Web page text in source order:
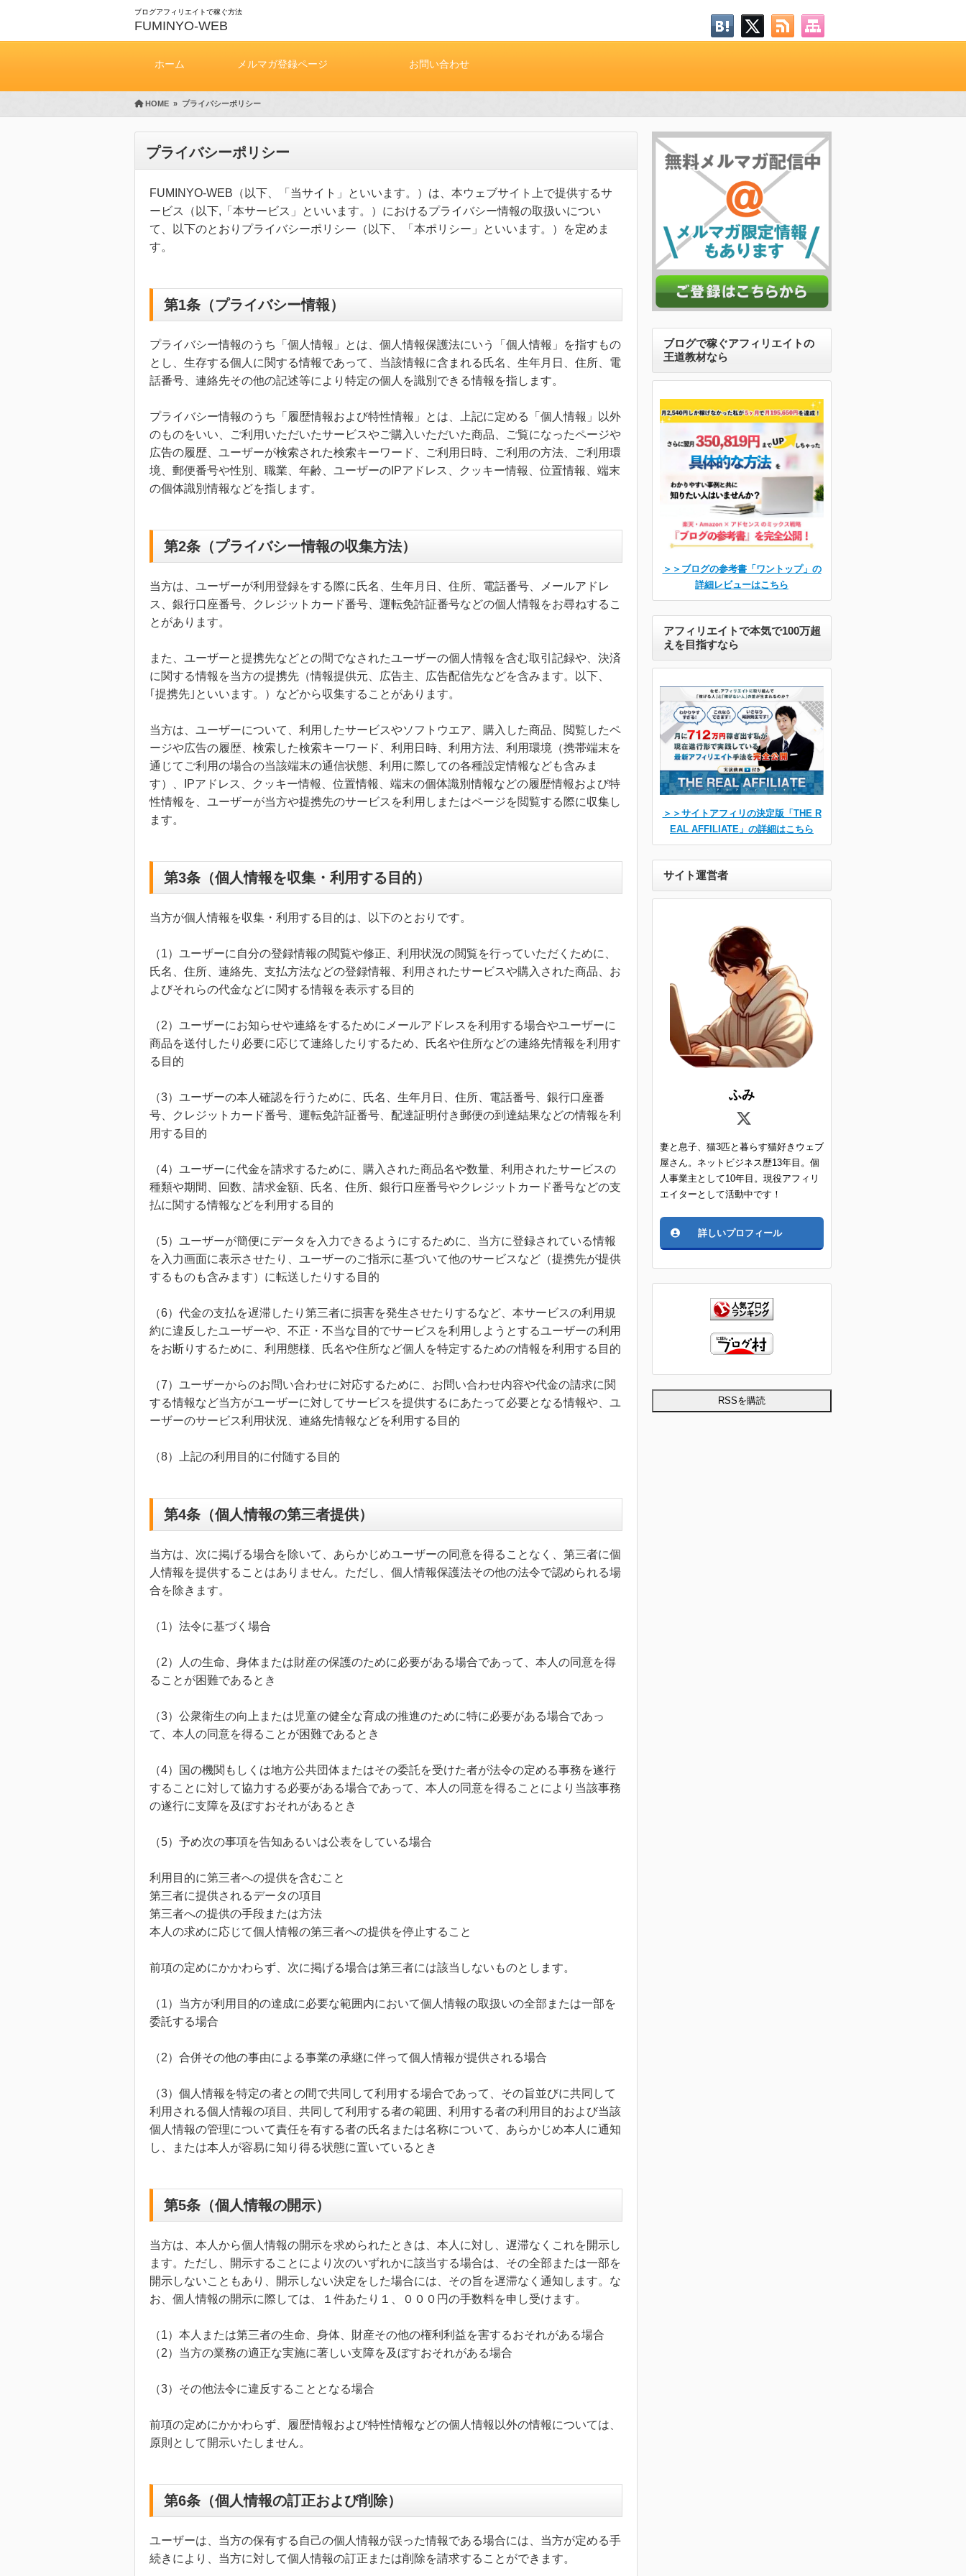
ブログアフィリエイトで稼ぐ方法
FUMINYO-WEB
ホーム メルマガ登録ページ お問い合わせ
HOME » プライバシーポリシー
プライバシーポリシー
FUMINYO-WEB（以下、「当サイト」といいます。）は、本ウェブサイト上で提供するサ
ービス（以下,「本サービス」といいます。）におけるプライバシー情報の取扱いについ
て、以下のとおりプライバシーポリシー（以下、「本ポリシー」といいます。）を定めま
す。
第1条（プライバシー情報）
プライバシー情報のうち「個人情報」とは、個人情報保護法にいう「個人情報」を指すもの
とし、生存する個人に関する情報であって、当該情報に含まれる氏名、生年月日、住所、電
話番号、連絡先その他の記述等により特定の個人を識別できる情報を指します。
プライバシー情報のうち「履歴情報および特性情報」とは、上記に定める「個人情報」以外
のものをいい、ご利用いただいたサービスやご購入いただいた商品、ご覧になったページや
広告の履歴、ユーザーが検索された検索キーワード、ご利用日時、ご利用の方法、ご利用環
境、郵便番号や性別、職業、年齢、ユーザーのIPアドレス、クッキー情報、位置情報、端末
の個体識別情報などを指します。
第2条（プライバシー情報の収集方法）
当方は、ユーザーが利用登録をする際に氏名、生年月日、住所、電話番号、メールアドレ
ス、銀行口座番号、クレジットカード番号、運転免許証番号などの個人情報をお尋ねするこ
とがあります。
また、ユーザーと提携先などとの間でなされたユーザーの個人情報を含む取引記録や、決済
に関する情報を当方の提携先（情報提供元、広告主、広告配信先などを含みます。以下、
｢提携先｣といいます。）などから収集することがあります。
当方は、ユーザーについて、利用したサービスやソフトウエア、購入した商品、閲覧したペ
ージや広告の履歴、検索した検索キーワード、利用日時、利用方法、利用環境（携帯端末を
通じてご利用の場合の当該端末の通信状態、利用に際しての各種設定情報なども含みま
す）、IPアドレス、クッキー情報、位置情報、端末の個体識別情報などの履歴情報および特
性情報を、ユーザーが当方や提携先のサービスを利用しまたはページを閲覧する際に収集し
ます。
第3条（個人情報を収集・利用する目的）
当方が個人情報を収集・利用する目的は、以下のとおりです。
（1）ユーザーに自分の登録情報の閲覧や修正、利用状況の閲覧を行っていただくために、
氏名、住所、連絡先、支払方法などの登録情報、利用されたサービスや購入された商品、お
よびそれらの代金などに関する情報を表示する目的
（2）ユーザーにお知らせや連絡をするためにメールアドレスを利用する場合やユーザーに
商品を送付したり必要に応じて連絡したりするため、氏名や住所などの連絡先情報を利用す
る目的
（3）ユーザーの本人確認を行うために、氏名、生年月日、住所、電話番号、銀行口座番
号、クレジットカード番号、運転免許証番号、配達証明付き郵便の到達結果などの情報を利
用する目的
（4）ユーザーに代金を請求するために、購入された商品名や数量、利用されたサービスの
種類や期間、回数、請求金額、氏名、住所、銀行口座番号やクレジットカード番号などの支
払に関する情報などを利用する目的
（5）ユーザーが簡便にデータを入力できるようにするために、当方に登録されている情報
を入力画面に表示させたり、ユーザーのご指示に基づいて他のサービスなど（提携先が提供
するものも含みます）に転送したりする目的
（6）代金の支払を遅滞したり第三者に損害を発生させたりするなど、本サービスの利用規
約に違反したユーザーや、不正・不当な目的でサービスを利用しようとするユーザーの利用
をお断りするために、利用態様、氏名や住所など個人を特定するための情報を利用する目的
（7）ユーザーからのお問い合わせに対応するために、お問い合わせ内容や代金の請求に関
する情報など当方がユーザーに対してサービスを提供するにあたって必要となる情報や、ユ
ーザーのサービス利用状況、連絡先情報などを利用する目的
（8）上記の利用目的に付随する目的
第4条（個人情報の第三者提供）
当方は、次に掲げる場合を除いて、あらかじめユーザーの同意を得ることなく、第三者に個
人情報を提供することはありません。ただし、個人情報保護法その他の法令で認められる場
合を除きます。
（1）法令に基づく場合
（2）人の生命、身体または財産の保護のために必要がある場合であって、本人の同意を得
ることが困難であるとき
（3）公衆衛生の向上または児童の健全な育成の推進のために特に必要がある場合であっ
て、本人の同意を得ることが困難であるとき
（4）国の機関もしくは地方公共団体またはその委託を受けた者が法令の定める事務を遂行
することに対して協力する必要がある場合であって、本人の同意を得ることにより当該事務
の遂行に支障を及ぼすおそれがあるとき
（5）予め次の事項を告知あるいは公表をしている場合
利用目的に第三者への提供を含むこと
第三者に提供されるデータの項目
第三者への提供の手段または方法
本人の求めに応じて個人情報の第三者への提供を停止すること
前項の定めにかかわらず、次に掲げる場合は第三者には該当しないものとします。
（1）当方が利用目的の達成に必要な範囲内において個人情報の取扱いの全部または一部を
委託する場合
（2）合併その他の事由による事業の承継に伴って個人情報が提供される場合
（3）個人情報を特定の者との間で共同して利用する場合であって、その旨並びに共同して
利用される個人情報の項目、共同して利用する者の範囲、利用する者の利用目的および当該
個人情報の管理について責任を有する者の氏名または名称について、あらかじめ本人に通知
し、または本人が容易に知り得る状態に置いているとき
第5条（個人情報の開示）
当方は、本人から個人情報の開示を求められたときは、本人に対し、遅滞なくこれを開示し
ます。ただし、開示することにより次のいずれかに該当する場合は、その全部または一部を
開示しないこともあり、開示しない決定をした場合には、その旨を遅滞なく通知します。な
お、個人情報の開示に際しては、１件あたり１、０００円の手数料を申し受けます。
（1）本人または第三者の生命、身体、財産その他の権利利益を害するおそれがある場合
（2）当方の業務の適正な実施に著しい支障を及ぼすおそれがある場合
（3）その他法令に違反することとなる場合
前項の定めにかかわらず、履歴情報および特性情報などの個人情報以外の情報については、
原則として開示いたしません。
第6条（個人情報の訂正および削除）
ユーザーは、当方の保有する自己の個人情報が誤った情報である場合には、当方が定める手
続きにより、当方に対して個人情報の訂正または削除を請求することができます。
ブログで稼ぐアフィリエイトの
王道教材なら
＞＞ブログの参考書「ワントップ」の
詳細レビューはこちら
アフィリエイトで本気で100万超
えを目指すなら
＞＞サイトアフィリの決定版「THE R
EAL AFFILIATE」の詳細はこちら
サイト運営者
ふみ
妻と息子、猫3匹と暮らす猫好きウェブ
屋さん。ネットビジネス歴13年目。個
人事業主として10年目。現役アフィリ
エイターとして活動中です！
詳しいプロフィール